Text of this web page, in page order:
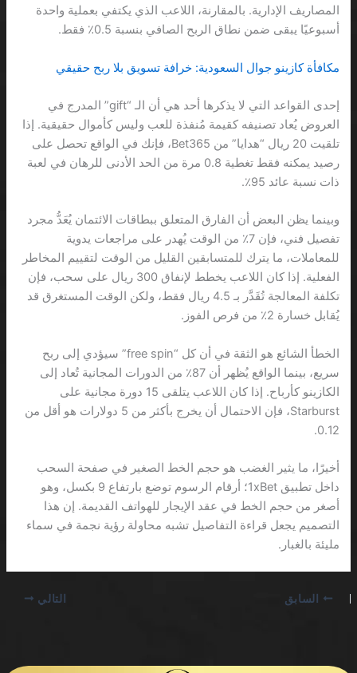
المصاريف الإدارية. بالمقارنة، اللاعب الذي يكتفي بعملية واحدة
أسبوعيًا يبقى ضمن نطاق الربح الصافي بنسبة 0.5٪ فقط.
مكافأة كازينو جوال السعودية: خرافة تسويق بلا ربح حقيقي
إحدى القواعد التي لا يذكرها أحد هي أن الـ “gift” المدرج في
العروض يُعاد تصنيفه كقيمة مُنفذة للعب وليس كأموال حقيقية. إذا
تلقيت 20 ريال “هدايا” من Bet365، فإنك في الواقع تحصل على
رصيد يمكنه فقط تغطية 0.8 مرة من الحد الأدنى للرهان في لعبة
ذات نسبة عائد 95٪.
وبينما يظن البعض أن الفارق المتعلق ببطاقات الائتمان يُعَدُّ مجرد
تفصيل فني، فإن 7٪ من الوقت يُهدر على مراجعات يدوية
للمعاملات، ما يترك للمتسابقين القليل من الوقت لتقييم المخاطر
الفعلية. إذا كان اللاعب يخطط لإنفاق 300 ريال على سحب، فإن
تكلفة المعالجة تُقَدَّر بـ 4.5 ريال فقط، ولكن الوقت المستغرق قد
يُقابل خسارة 2٪ من فرص الفوز.
الخطأ الشائع هو الثقة في أن كل “free spin” سيؤدي إلى ربح
سريع، بينما الواقع يُظهر أن 87٪ من الدورات المجانية تُعاد إلى
الكازينو كأرباح. إذا كان اللاعب يتلقى 15 دورة مجانية على
Starburst، فإن الاحتمال أن يخرج بأكثر من 5 دولارات هو أقل من
0.12.
أخيرًا، ما يثير الغضب هو حجم الخط الصغير في صفحة السحب
داخل تطبيق 1xBet؛ أرقام الرسوم توضع بارتفاع 9 بكسل، وهو
أصغر من حجم الخط في عقد الإيجار للهواتف القديمة. إن هذا
التصميم يجعل قراءة التفاصيل تشبه محاولة رؤية نجمة في سماء
مليئة بالغبار.
السابق التالي